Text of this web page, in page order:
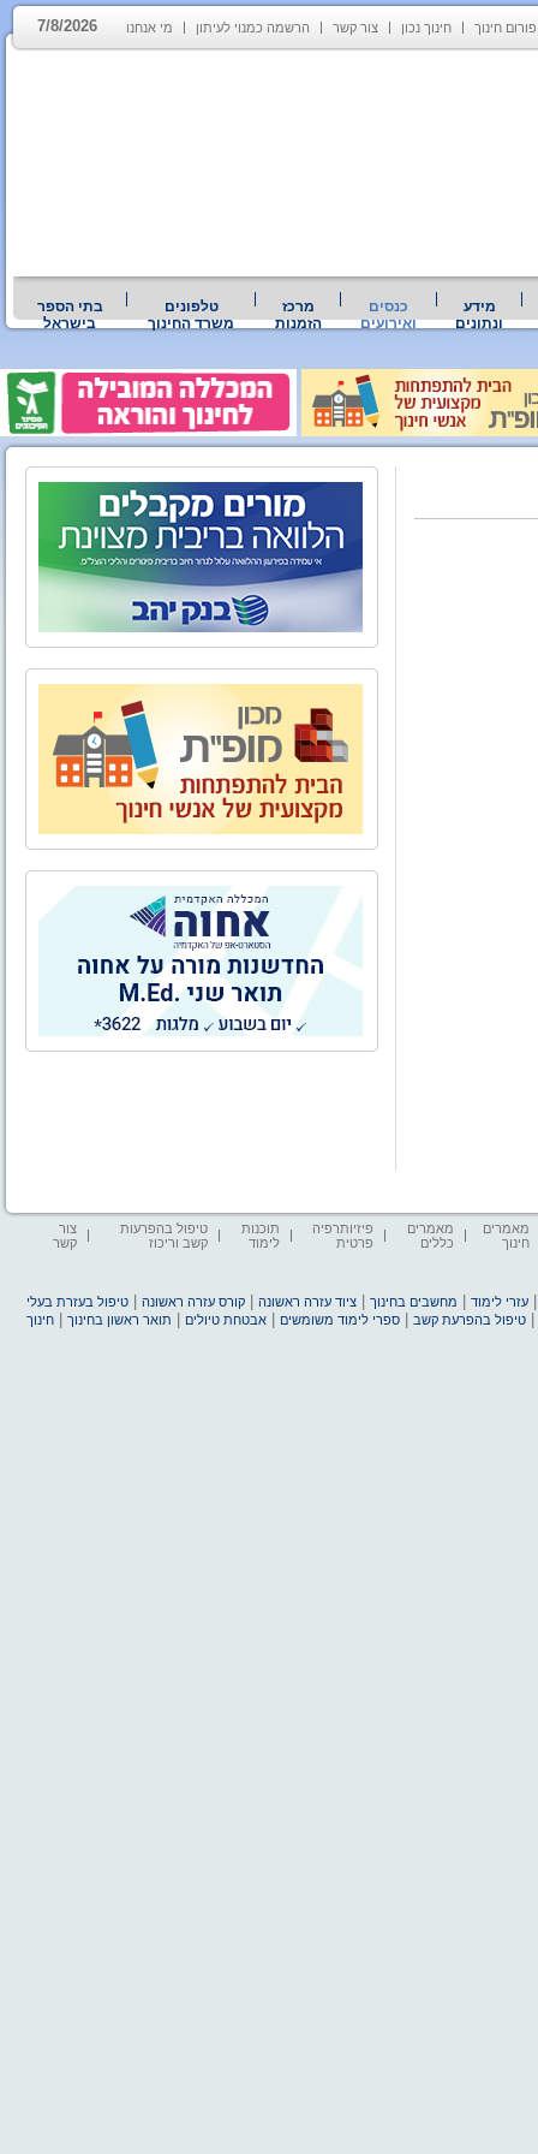
פורום חינוך חינוך נכון צור קשר הרשמה כמנוי לעיתון מי אנחנו 7/8/2026
מידע
ונתונים
כנסים
ואירועים
מרכז
הזמנות
טלפונים
משרד החינוך
בתי הספר
בישראל
מאמרים
חינוך
מאמרים
כללים
פיזיותרפיה
פרטית
תוכנות
לימוד
טיפול בהפרעות
קשב וריכוז
צור
קשר
עזרי לימוד מחשבים בחינוך |ציוד עזרה ראשונה |קורס עזרה ראשונה |טיפול בעזרת בעלי
|טיפול בהפרעת קשב |ספרי לימוד משומשים |אבטחת טיולים תואר ראשון בחינוך |חינוך